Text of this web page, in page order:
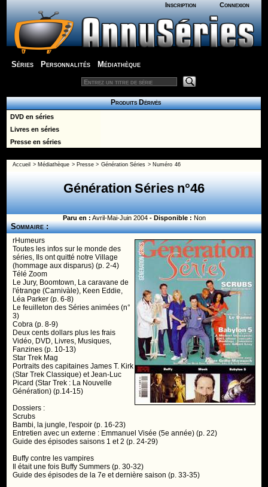
Inscription Connexion
Séries Personnalités Médiathèque
Produits Dérivés
DVD en séries
Livres en séries
Presse en séries
Accueil > Médiathèque > Presse > Génération Séries > Numéro 46
Génération Séries n°46
Paru en : Avril-Mai-Juin 2004- Disponible : Non
Sommaire :
rHumeurs
Toutes les infos sur le monde des
séries, Ils ont quitté notre Village
(hommage aux disparus) (p. 2-4)
Télé Zoom
Le Jury, Boomtown, La caravane de
l'étrange (Carnivàle), Keen Eddie,
Léa Parker (p. 6-8)
Le feuilleton des Séries animées (n°
3)
Cobra (p. 8-9)
Deux cents dollars plus les frais
Vidéo, DVD, Livres, Musiques,
Fanzines (p. 10-13)
Star Trek Mag
Portraits des capitaines James T. Kirk
(Star Trek Classique) et Jean-Luc
Picard (Star Trek : La Nouvelle
Génération) (p.14-15)
Dossiers :
Scrubs
Bambi, la jungle, l'espoir (p. 16-23)
Entretien avec un externe : Emmanuel Visée (5e année) (p. 22)
Guide des épisodes saisons 1 et 2 (p. 24-29)
Buffy contre les vampires
Il était une fois Buffy Summers (p. 30-32)
Guide des épisodes de la 7e et dernière saison (p. 33-35)